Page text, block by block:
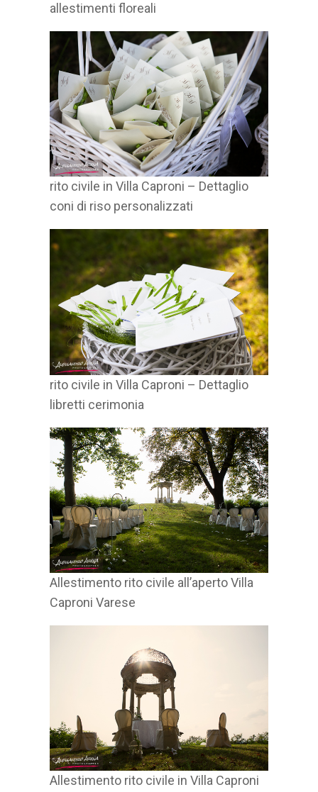
allestimenti floreali
rito civile in Villa Caproni – Dettaglio
coni di riso personalizzati
rito civile in Villa Caproni – Dettaglio
libretti cerimonia
Allestimento rito civile all’aperto Villa
Caproni Varese
Allestimento rito civile in Villa Caproni